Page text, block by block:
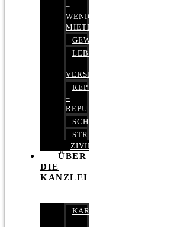
–
WENIGER
MIETE
GEWERBERECHT
LEBENSVERSICHERUNG
–
VERSICHERUNGSRECHT
REPUTATIONSRECHT
–
REPUTATIONSMANAGEMENT
SCHUFARECHT
STRAFRECHT
ZIVILRECHT
ÜBER
DIE
KANZLEI
KARRIERE
–